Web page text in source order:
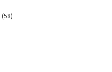
(58)